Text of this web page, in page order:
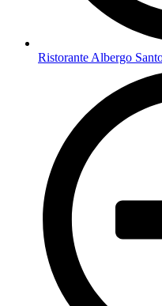
Ristorante Albergo